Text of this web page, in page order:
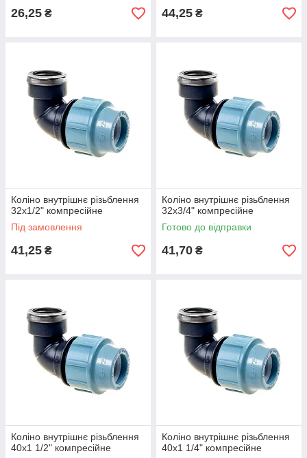
26,25 ₴ 44,25 ₴
Коліно внутрішнє різьблення
32х1/2" компресійне
Під замовлення
41,25 ₴
Коліно внутрішнє різьблення
32х3/4" компресійне
Готово до відправки
41,70 ₴
Коліно внутрішнє різьблення
40х1 1/2" компресійне
Коліно внутрішнє різьблення
40х1 1/4" компресійне